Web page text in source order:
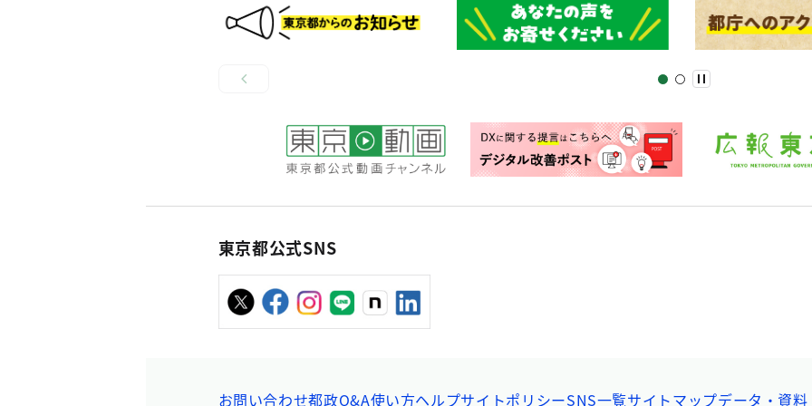
東京都公式SNS
お問い合わせ都政Q&A使い方ヘルプサイトポリシーSNS一覧サイトマップデータ・資